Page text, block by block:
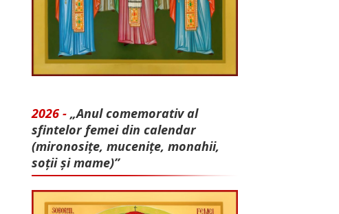
2026 - „Anul comemorativ al
sfintelor femei din calendar
(mironosițe, mu­cenițe, monahii,
soții și mame)”